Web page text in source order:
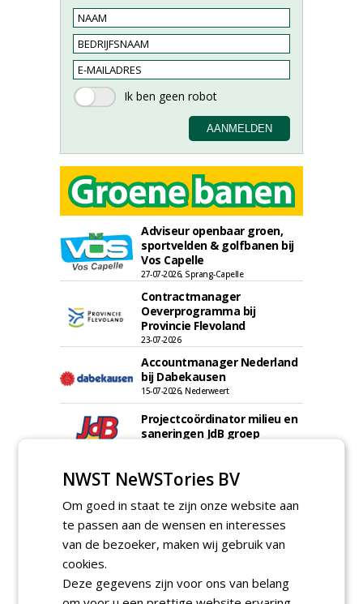
Adviseur openbaar groen,
sportvelden & golfbanen bij
Vos Capelle
27-07-2026, Sprang-Capelle
Contractmanager
Oeverprogramma bij
Provincie Flevoland
23-07-2026
Accountmanager Nederland
bij Dabekausen
15-07-2026, Nederweert
Projectcoördinator milieu en
saneringen JdB groep
Werkvoorbereider /
calculator Groendaken bij
Wallaard
30-06-2026, Noordeloos
European Tree Worker bij
Meewerkend Voorman Groen
NWST NeWSTories BV
Om goed in staat te zijn onze website aan
te passen aan de wensen en interesses
van de bezoeker, maken wij gebruik van
cookies.
Deze gegevens zijn voor ons van belang